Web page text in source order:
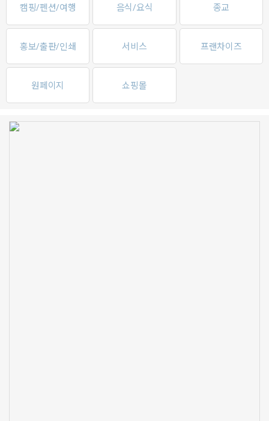
캠핑/펜션/여행 음식/요식 종교
홍보/출판/인쇄 서비스 프랜차이즈
원페이지 쇼핑몰